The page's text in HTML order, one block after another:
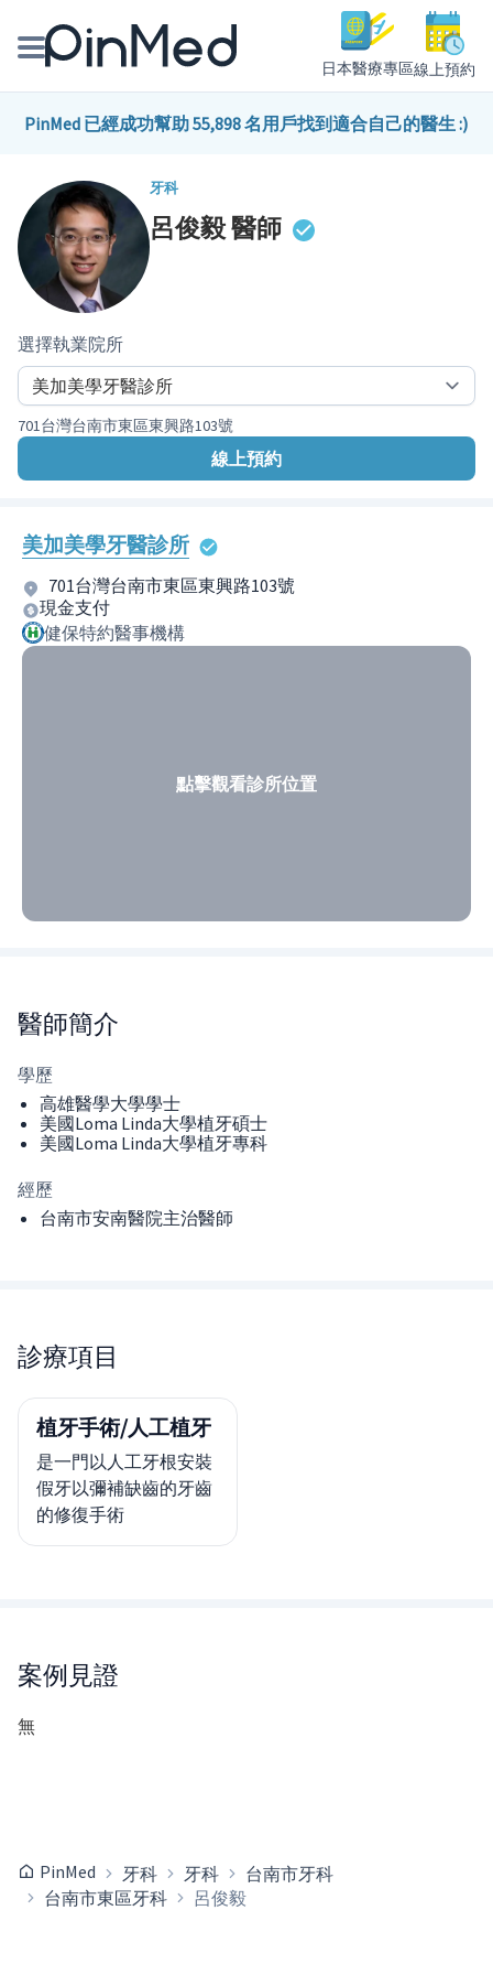
日本醫療專區線上預約
線上預約醫師、院所
醫師專欄專訪
健康主題館
PinMed 已經成功幫助 55,898 名用戶找到適合自己的醫生 :)
牙科
呂俊毅醫師
選擇執業院所
701台灣台南市東區東興路103號
線上預約
美加美學牙醫診所
701台灣台南市東區東興路103號
現金支付
健保特約醫事機構
點擊觀看診所位置
醫師簡介
學歷
高雄醫學大學學士
美國Loma Linda大學植牙碩士
美國Loma Linda大學植牙專科
經歷
台南市安南醫院主治醫師
診療項目
植牙手術/人工植牙
是一門以人工牙根安裝
假牙以彌補缺齒的牙齒
的修復手術
案例見證
無
PinMed 牙科 牙科
台南市牙科
台南市東區牙科
呂俊毅